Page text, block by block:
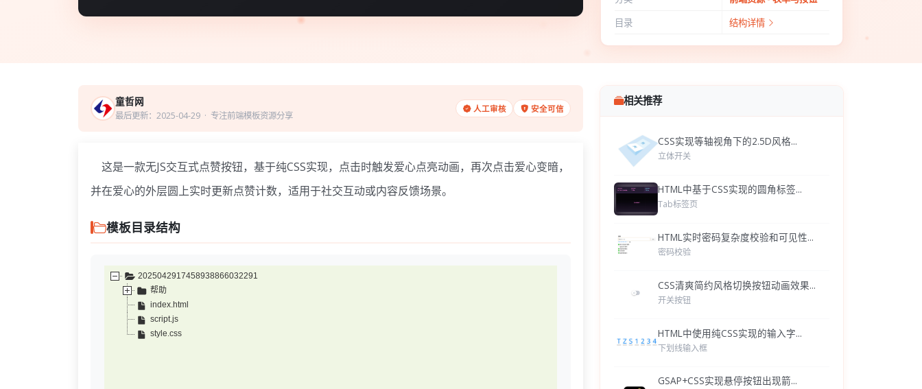
目录
结构详情
童哲网
最后更新：2025-04-29· 专注前端模板资源分享
人工审核 安全可信
这是一款无JS交互式点赞按钮，基于纯CSS实现，点击时触发爱心点亮动画，再次点击爱心变暗，
并在爱心的外层圆上实时更新点赞计数，适用于社交互动或内容反馈场景。
模板目录结构
2025042917458938866032291
帮助
index.html
script.js
style.css
相关推荐
CSS实现等轴视角下的2.5D风格...
立体开关
HTML中基于CSS实现的圆角标签...
Tab标签页
HTML实时密码复杂度校验和可见性...
密码校验
CSS清爽简约风格切换按钮动画效果...
开关按钮
HTML中使用纯CSS实现的输入字...
下划线输入框
GSAP+CSS实现悬停按钮出现箭...